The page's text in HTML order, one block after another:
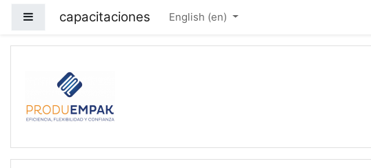
Side panel
capacitaciones English ‎(en)‎
Capacitaciones Produempak